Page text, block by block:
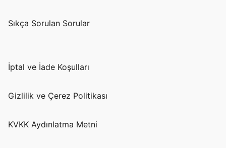
Sıkça Sorulan Sorular
İptal ve İade Koşulları
Gizlilik ve Çerez Politikası
KVKK Aydınlatma Metni